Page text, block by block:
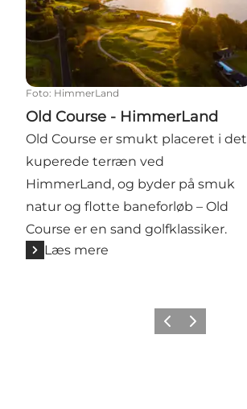
Foto: HimmerLand
Old Course - HimmerLand
Old Course er smukt placeret i det
kuperede terræn ved
HimmerLand, og byder på smuk
natur og flotte baneforløb – Old
Course er en sand golfklassiker.
Læs mere
Forrige billede
Næste billede